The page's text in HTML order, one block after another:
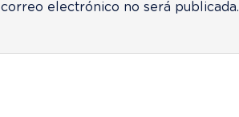
electrónico no será publicada.